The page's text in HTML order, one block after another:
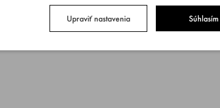
Upraviť nastavenia Súhlasím